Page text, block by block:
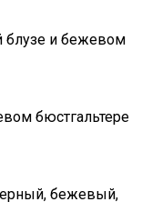
блузе и бежевом
бюстгальтере
бежевый,